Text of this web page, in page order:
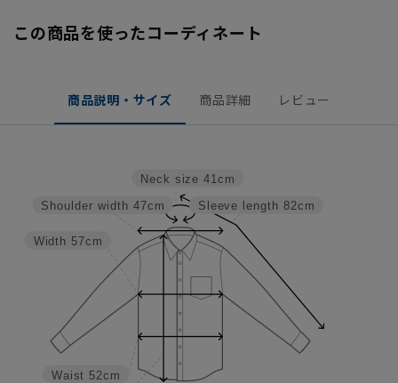
この商品を使ったコーディネート
商品説明・サイズ 商品詳細 レビュー
Sleeve length 82cm
Neck size 41cm
Waist 52cm
Width 57cm
Shoulder width 47cm